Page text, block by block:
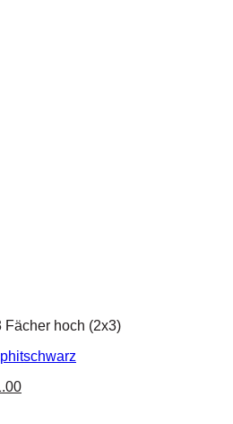
Fächer hoch (2x3)